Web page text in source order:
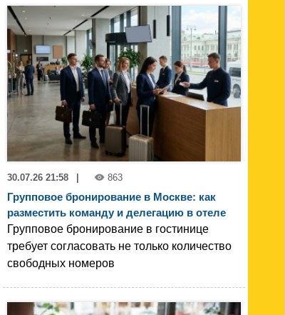
30.07.26 21:58 863
Групповое бронирование в Москве: как
разместить команду и делегацию в отеле
Групповое бронирование в гостинице
требует согласовать не только количество
свободных номеров